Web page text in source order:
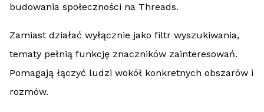
budowania społeczności na Threads.
Zamiast działać wyłącznie jako filtr wyszukiwania,
tematy pełnią funkcję znaczników zainteresowań.
Pomagają łączyć ludzi wokół konkretnych obszarów i
rozmów.